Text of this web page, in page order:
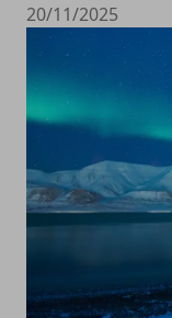
20/11/2025